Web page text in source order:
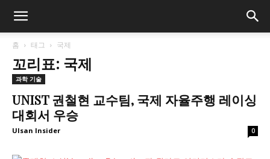
홈 태그 국제
꼬리표: 국제
과학 기술
UNIST 권철현 교수팀, 국제 자율주행 레이싱
대회서 우승
Ulsan Insider 0